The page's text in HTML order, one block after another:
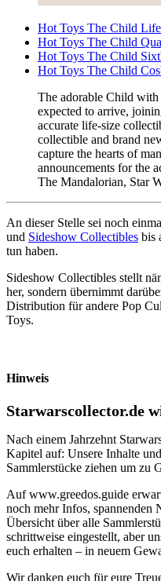
Hot Toys The Child
Hot Toys The Child
Hot Toys The Child
Hot Toys The Child
The adorable Child with
expected to arrive,
accurate life-size
collectible and brand
capture the hearts of
announcements for the
The Mandalorian, Star
An dieser Stelle sei noch
und Sideshow Collectibles bis
tun haben.
Sideshow Collectibles stellt
her, sondern übernimmt
Distribution für andere Pop
Toys.
Hinweis
Starwarscollector.de
Nach einem Jahrzehnt
Kapitel auf: Unsere Inhalte
Sammlerstücke ziehen um zu
Auf www.greedos.guide
noch mehr Infos, spannenden
Übersicht über alle
schrittweise eingestellt, aber
euch erhalten – in neuem
Wir danken euch für eure